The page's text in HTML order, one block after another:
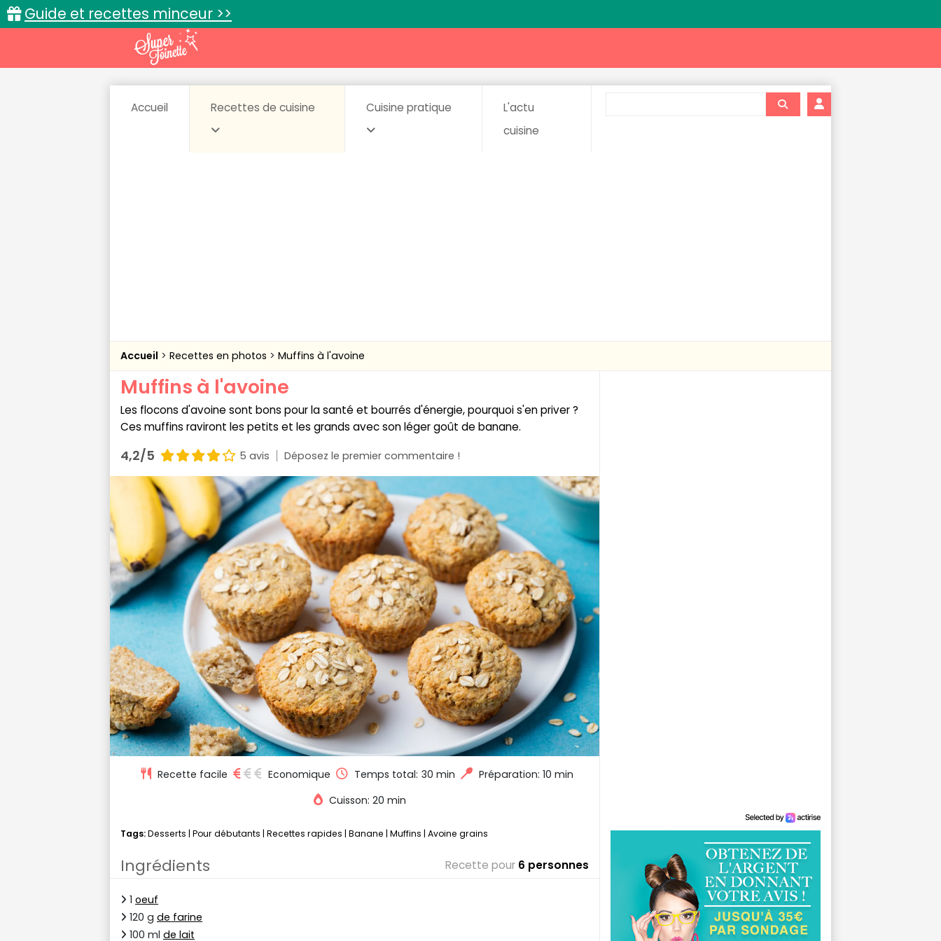
Guide et recettes minceur >>
Accueil Recettes de cuisine Cuisine pratique
L'actu
cuisine
Accueil Recettes en photos Muffins à l'avoine
Muffins à l'avoine
Les flocons d'avoine sont bons pour la santé et bourrés d'énergie, pourquoi s'en priver ?
Ces muffins raviront les petits et les grands avec son léger goût de banane.
4,2/5 5 avis Déposez le premier commentaire !
Recette facile Economique Temps total: 30 min
Préparation: 10 min
Cuisson: 20 min
Tags:Desserts | Pour débutants | Recettes rapides | Banane | Muffins | Avoine grains
Ingrédients Recette pour 6 personnes
1 oeuf
120 g de farine
100 ml de lait